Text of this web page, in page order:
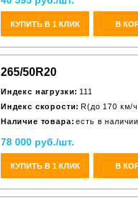
КУПИТЬ В 1 КЛИК В
265/50R20
Индекс нагрузки: 111
Индекс скорости: R(до 170 км/
Наличие товара: есть в наличии
78 000 руб./шт.
КУПИТЬ В 1 КЛИК В